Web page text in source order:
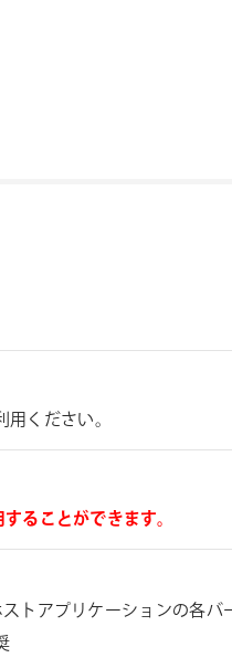
ください。
ることができます。
トアプリケーションの各バ